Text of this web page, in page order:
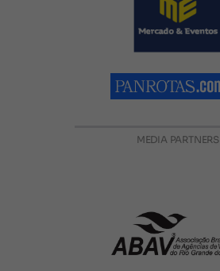
MEDIA PARTNERS